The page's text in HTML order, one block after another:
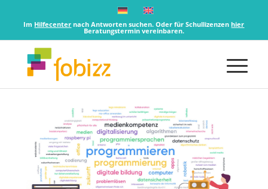
Im Hilfecenter nach Antworten suchen. Oder für Schullizenzenhier
Beratungstermin vereinbaren.